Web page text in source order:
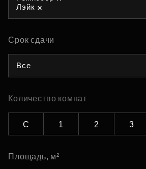
Лэйк
Срок сдачи
Все
Количество комнат
С 1 2 3
Площадь, м²